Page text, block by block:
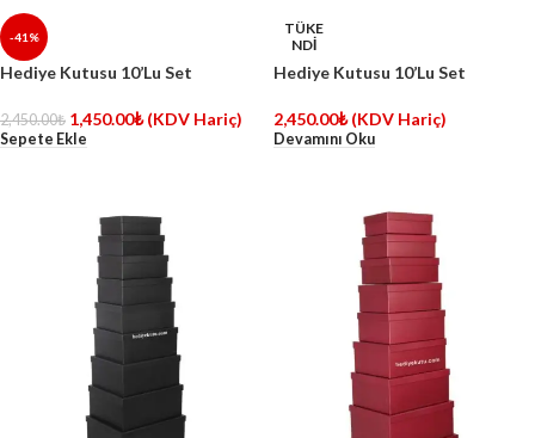
-41%
Hediye Kutusu 10’Lu Set
2,450.00₺ 1,450.00₺ (KDV Hariç)
Sepete Ekle
TÜKE
NDİ
Hediye Kutusu 10’Lu Set
2,450.00₺ (KDV Hariç)
Devamını Oku